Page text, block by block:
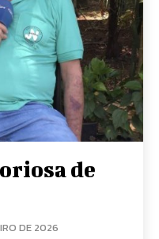
de
DE 2026